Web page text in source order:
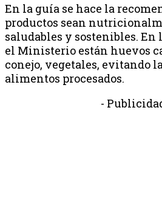
En la guía se hace la
productos sean
saludables y sostenibles. En
el Ministerio están huevos
conejo, vegetales, evitando
alimentos procesados.
-